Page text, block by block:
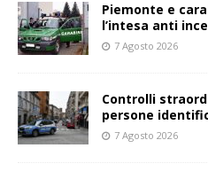
Piemonte e
l’intesa anti
7 Agosto 2026
Controlli
persone
7 Agosto 2026